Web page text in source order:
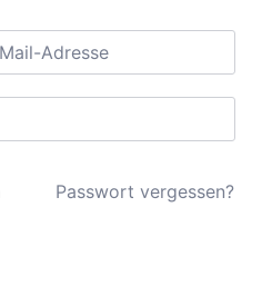
Passwort vergessen?